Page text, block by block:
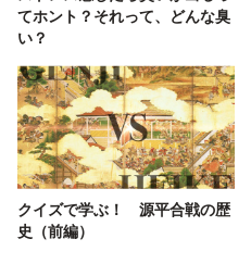
てホント？それって、どんな臭
い？
クイズで学ぶ！ 源平合戦の歴
史（前編）